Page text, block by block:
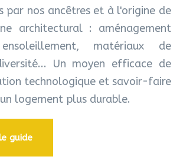
par nos ancêtres et à l'origine de
architectural : aménagement
matériaux de
Un moyen efficace de
technologique et savoir-faire
logement plus durable.
guide